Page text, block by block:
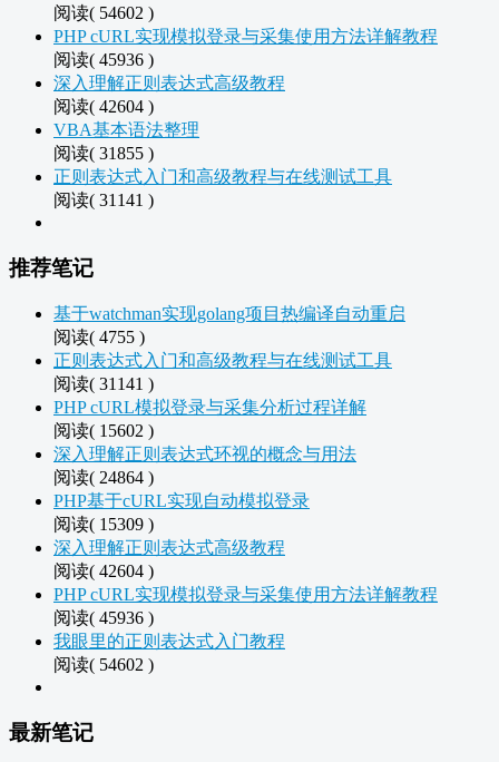
阅读( 54602 )
PHP cURL实现模拟登录与采集使用方法详解教程
阅读( 45936 )
深入理解正则表达式高级教程
阅读( 42604 )
VBA基本语法整理
阅读( 31855 )
正则表达式入门和高级教程与在线测试工具
阅读( 31141 )
推荐笔记
基于watchman实现golang项目热编译自动重启
阅读( 4755 )
正则表达式入门和高级教程与在线测试工具
阅读( 31141 )
PHP cURL模拟登录与采集分析过程详解
阅读( 15602 )
深入理解正则表达式环视的概念与用法
阅读( 24864 )
PHP基于cURL实现自动模拟登录
阅读( 15309 )
深入理解正则表达式高级教程
阅读( 42604 )
PHP cURL实现模拟登录与采集使用方法详解教程
阅读( 45936 )
我眼里的正则表达式入门教程
阅读( 54602 )
最新笔记